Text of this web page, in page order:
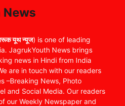
News
यूथ न्यूज) is one of leading
JagrukYouth News brings
news in Hindi from India
are in touch with our readers
–Breaking News, Photo
and Social Media. Our readers
our Weekly Newspaper and